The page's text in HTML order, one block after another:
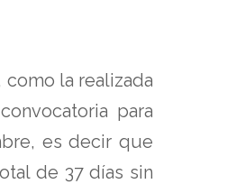
la realizada
para
es decir que
de 37 días sin